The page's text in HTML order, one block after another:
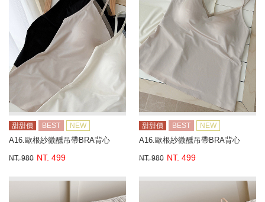
甜甜價 BEST NEW
A16.歐根紗微醺吊帶BRA背心
NT. 980 NT. 499
甜甜價 BEST NEW
A16.歐根紗微醺吊帶BRA背心
NT. 980 NT. 499